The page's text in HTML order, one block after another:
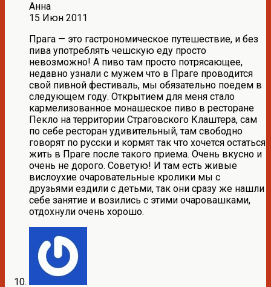
Анна
15 Июн 2011
Прага — это гастрономическое путешествие, и без
пива употреблять чешскую еду просто
невозможно! А пиво там просто потрясающее,
недавно узнали с мужем что в Праге проводится
свой пивной фестиваль, мы обязательно поедем в
следующем году. Открытием для меня стало
кармелизованное монашеское пиво в ресторане
Пекло на территории Страговского Клаштера, сам
по себе ресторан удивительный, там свободно
говорят по русски и кормят так что хочется остаться
жить в Праге после такого приема. Очень вкусно и
очень не дорого. Советую! И там есть живые
вислоухие очаровательные кролики мы с
друзьями ездили с детьми, так они сразу же нашли
себе занятие и возились с этими очаровашками,
отдохнули очень хорошо.